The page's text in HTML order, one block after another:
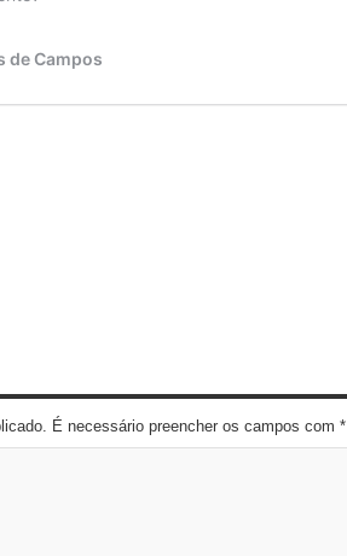
É necessário preencher os campos com *